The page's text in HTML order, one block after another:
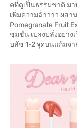
คที่ดูเป็นธรรมชาติ มา
เพิ่มความฉ่ำวาว ผสา
Pomegranate Fruit
ชุ่มชื่น เปล่งปลั่งอย่าง
บลัช 1-2 จุดบนแก้มจา